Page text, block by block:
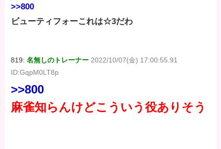
>>800
ビューティフォーこれは☆3だわ
819:名無しのトレーナー 2022/10/07(金) 17:00:55.91
ID:GqpM0LT8p
>>800
麻雀知らんけどこういう役ありそう